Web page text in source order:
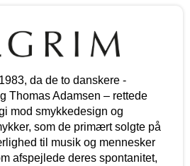
da de to danskere -
Thomas Adamsen – rettede
mod smykkedesign og
som de primært solgte på
til musik og mennesker
afspejlede deres spontanitet,